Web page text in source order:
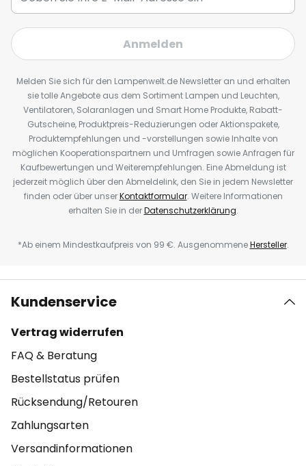
Anmelden
Melden Sie sich für den Lampenwelt.de Newsletter an und erhalten
sie tolle Angebote aus dem Sortiment Lampen und Leuchten,
Ventilatoren, Solaranlagen und Smart Home Produkte, Rabatt-
Gutscheine, Produktpreis-Reduzierungen oder Aktionspakete,
Produktempfehlungen und -vorstellungen sowie Inhalte von
möglichen Kooperationspartnern und Umfragen sowie Anfragen für
Kaufbewertungen und Weiterempfehlungen. Eine Abmeldung ist
jederzeit möglich über den Abmeldelink, den Sie in jedem Newsletter
finden oder über unserKontaktformular. Weitere Informationen
erhalten Sie in derDatenschutzerklärung.
*Ab einem Mindestkaufpreis von 99 €. AusgenommeneHersteller.
Kundenservice
Vertrag widerrufen
FAQ & Beratung
Bestellstatus prüfen
Rücksendung/Retouren
Zahlungsarten
Versandinformationen